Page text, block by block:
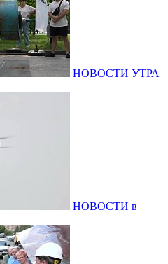
НОВОСТИ УТРА
НОВОСТИ в